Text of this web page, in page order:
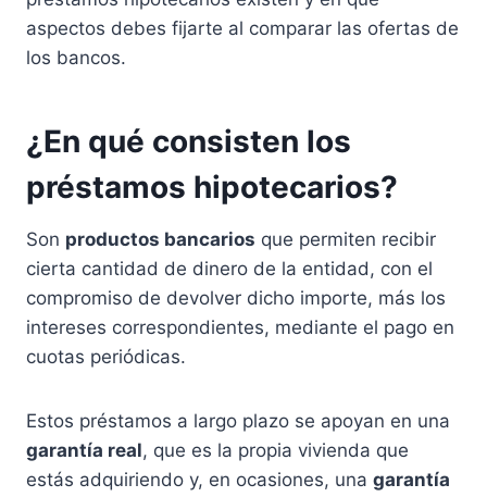
aspectos debes fijarte al comparar las ofertas de
los bancos.
¿En qué consisten los
préstamos hipotecarios?
Son productos bancarios que permiten recibir
cierta cantidad de dinero de la entidad, con el
compromiso de devolver dicho importe, más los
intereses correspondientes, mediante el pago en
cuotas periódicas.
Estos préstamos a largo plazo se apoyan en una
garantía real, que es la propia vivienda que
estás adquiriendo y, en ocasiones, una garantía